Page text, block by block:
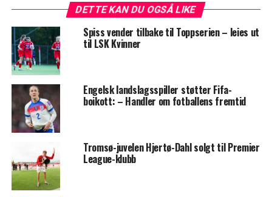
DETTE KAN DU OGSÅ LIKE
Spiss vender tilbake til Toppserien – leies ut
til LSK Kvinner
Engelsk landslagsspiller støtter Fifa-
boikott: – Handler om fotballens fremtid
Tromsø-juvelen Hjertø-Dahl solgt til Premier
League-klubb